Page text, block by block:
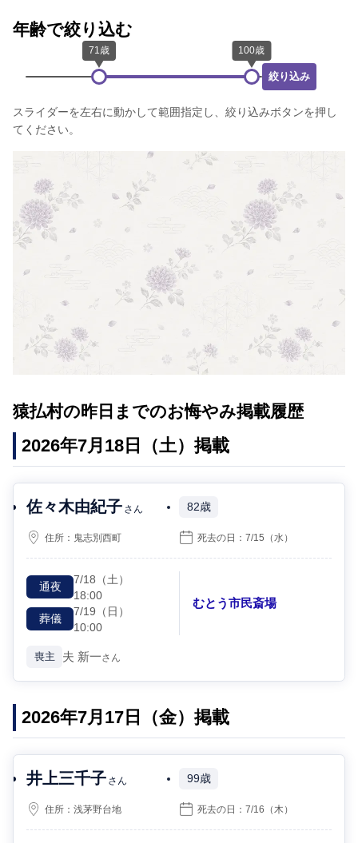
年齢で絞り込む
絞り込み
スライダーを左右に動かして範囲指定し、絞り込みボタンを押し
てください。
猿払村の昨日までのお悔やみ掲載履歴
2026年7月18日（土）掲載
佐々木由紀子 さん 82歳
住所： 鬼志別西町 死去の日：7/15 （水）
通夜
7/18 （土）
18:00
葬儀
7/19 （日）
10:00
むとう市民斎場
喪主 夫 新一さん
2026年7月17日（金）掲載
井上三千子 さん 99歳
住所：浅茅野台地 死去の日：7/16 （木）